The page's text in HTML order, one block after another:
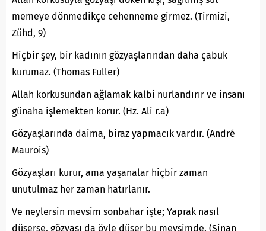
memeye dönmedikçe cehenneme girmez. (Tirmizi,
Zühd, 9)
Hiçbir şey, bir kadının gözyaşlarından daha çabuk
kurumaz. (Thomas Fuller)
Allah korkusundan ağlamak kalbi nurlandırır ve insanı
günaha işlemekten korur. (Hz. Ali r.a)
Gözyaşlarında daima, biraz yapmacık vardır. (André
Maurois)
Gözyaşları kurur, ama yaşanalar hiçbir zaman
unutulmaz her zaman hatırlanır.
Ve neylersin mevsim sonbahar işte; Yaprak nasıl
düşerse, gözyaşı da öyle düşer bu mevsimde. (Sinan